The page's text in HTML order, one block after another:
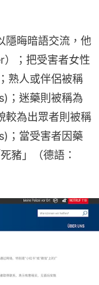
隱晦暗語交流，他
；把受害者女性
熟人或伴侶被稱
；迷藥則被稱為
較為出眾者則被稱
；當受害者因藥
豬」（德語：